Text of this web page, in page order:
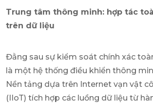
Trung tâm thông minh: hợp tác
trên dữ liệu
Đằng sau sự kiểm soát chính xác
là một hệ thống điều khiển thông
Nền tảng dựa trên Internet vạn vật
(IIoT) tích hợp các luồng dữ liệu từ